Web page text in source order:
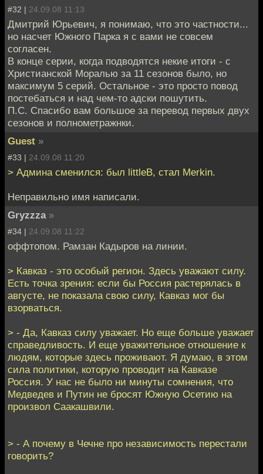
#32 | 24.09.08 11:13
Дмитрий Юрьевич, я понимаю, что это частности...
но насчет Южного Парка я с вами не совсем
согласен.
В конце серии, когда подводятся некие итоги - с
Христианской Моралью за 11 сезонов было, но
максимум 5 серий. Остальное - это просто повод
постебаться и над чем-то адски пошутить.
П.С. Спасибо вам большое за перевод первых двух
сезонов и полнометражнки.
Guest »
#33 | 24.09.08 11:20
> Админа сменился: был littleB, стал Merkin.
Неправильно имя написали.
Gryzzza »
#34 | 24.09.08 11:22
оффтопом. Рамзан Кадыров на линии.
> Кавказ - это особый регион. Здесь уважают силу.
Есть точка зрения: если бы Россия растерялась в
августе, не показала свою силу, Кавказ мог бы
взорваться.
> - Да, Кавказ силу уважает. Но еще больше уважает
справедливость. И еще уважительное отношение к
людям, которые здесь проживают. Я думаю, в этом
сила политики, которую проводит на Кавказе
Россия. У нас не было ни минуты сомнения, что
Медведев и Путин не бросят Южную Осетию на
произвол Саакашвили.
> - А почему в Чечне про независимость перестали
говорить?